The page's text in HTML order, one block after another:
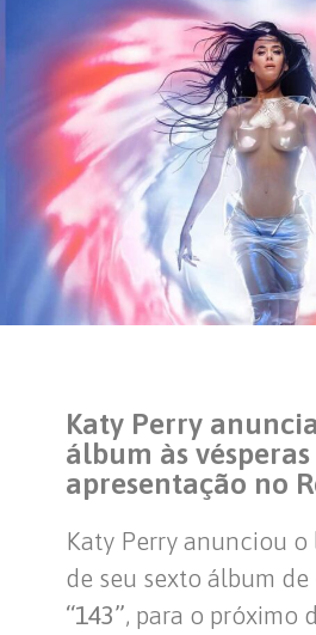
Katy Perry
álbum às vésperas
apresentação no
Katy Perry anunciou
de seu sexto álbum de
“143”, para o próximo